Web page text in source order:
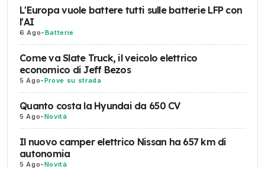
L'Europa vuole battere tutti sulle batterie LFP con
l'AI
6 Ago-Batterie
Come va Slate Truck, il veicolo elettrico
economico di Jeff Bezos
5 Ago-Prove su strada
Quanto costa la Hyundai da 650 CV
5 Ago-Novità
Il nuovo camper elettrico Nissan ha 657 km di
autonomia
5 Ago-Novità